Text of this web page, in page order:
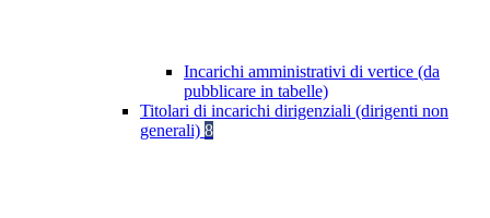
Incarichi amministrativi di vertice (da
pubblicare in tabelle)
Titolari di incarichi dirigenziali (dirigenti non
generali) 8